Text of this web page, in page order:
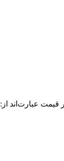
عبارت‌اند از: